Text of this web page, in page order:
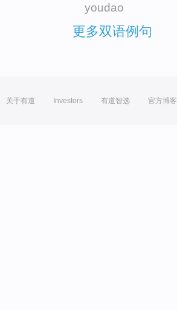
youdao
更多双语例句
关于有道 Investors 有道智选 官方博客